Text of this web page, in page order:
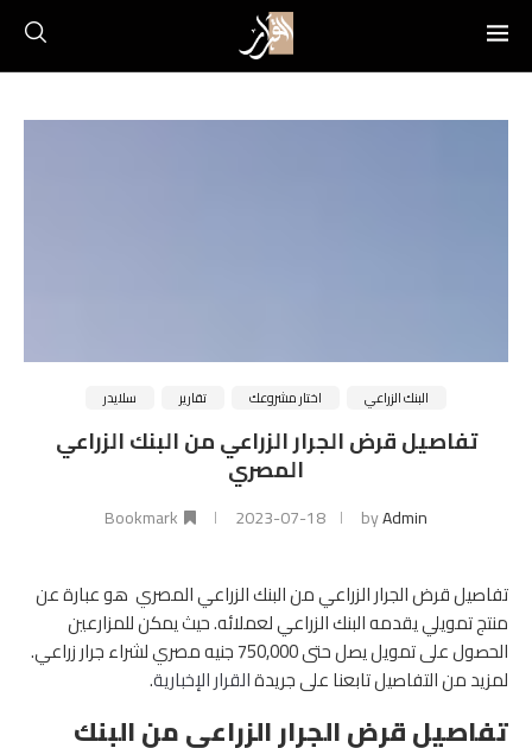
البنك الزراعي اختار مشروعك تقارير سلايدر
تفاصيل قرض الجرار الزراعي من البنك الزراعي
المصري
byAdmin
2023-07-18
Bookmark
تفاصيل قرض الجرار الزراعي من البنك الزراعي المصري هو عبارة عن
منتج تمويلي يقدمه البنك الزراعي لعملائه. حيث يمكن للمزارعين
الحصول على تمويل يصل حتى 750,000 جنيه مصري لشراء جرار زراعي.
لمزيد من التفاصيل تابعنا على جريدةالقرار الإخبارية.
تفاصيل قرض الجرار الزراعي من البنك